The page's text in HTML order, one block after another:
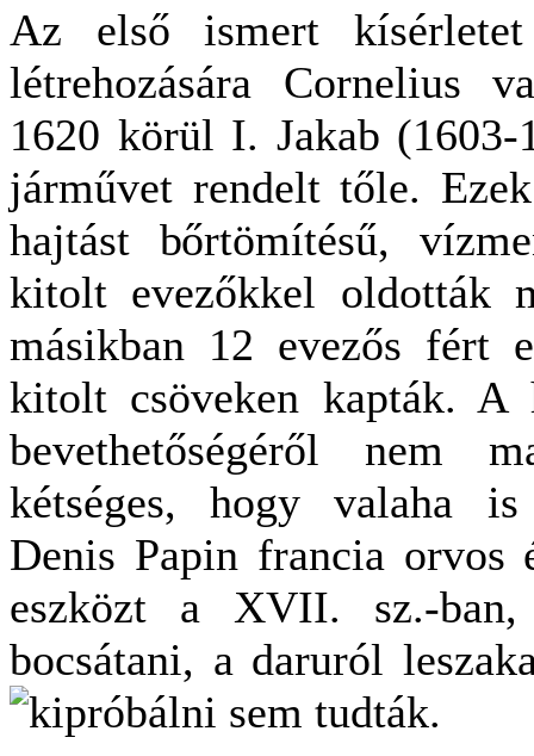
Az első ismert
létrehozására Cornelius
1620 körül I. Jakab
járművet rendelt tőle.
hajtást bőrtömítésű,
kitolt evezőkkel oldották
másikban 12 evezős fért
kitolt csöveken kapták. A
bevethetőségéről nem
kétséges, hogy valaha
Denis Papin francia
eszközt a XVII. sz.-
bocsátani, a daruról
kipróbálni sem tudták.